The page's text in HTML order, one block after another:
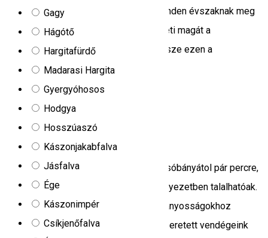
Gagy
Hágótő
Hargitafürdő
Madarasi Hargita
Gyergyóhosos
Hodgya
Hosszúaszó
Kászonjakabfalva
Jásfalva
Ége
Kászonimpér
Csíkjenőfalva
várjuk a kedves vendégeket mert itt minden évszaknak meg
van a maga hangulata. Közelebb érezheti magát a
természethez és kalandokban lehet része ezen a
vidéken.Szeretettel várjuk!
24/B, Subcetate Zetea
Kemping
Só-kristály vendégházaink, Parajdon a sóbányátol pár percre,
gyönyörű kilátásával ámúlatba ejtő környezetben talalhatóak.
A Só-kristály vendégházak, turista látványosságokhoz
kiválóan megfelelő elhelyezkedése, szeretett vendégeink